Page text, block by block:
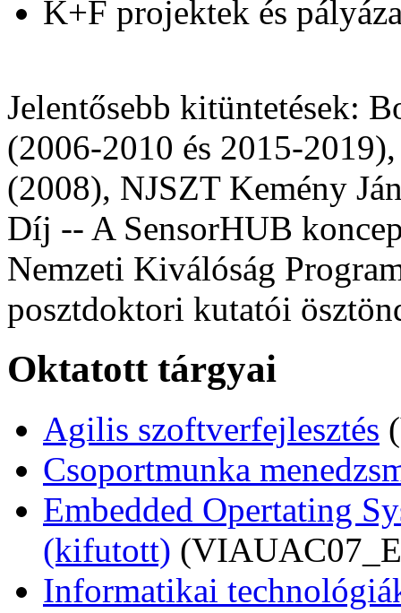
K+F projektek és
Jelentősebb kitüntetések:
(2006-2010 és 2015-
(2008), NJSZT Kemény
Díj -- A SensorHUB
Nemzeti Kiválóság
posztdoktori kutatói
Oktatott tárgyai
Agilis szoftverfejlesztés
Csoportmunka
Embedded Opertating
(kifutott)
Informatikai